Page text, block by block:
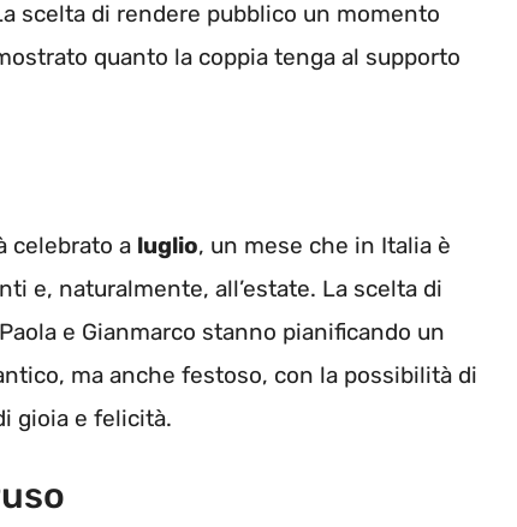
scelta di rendere pubblico un momento
quanto la coppia tenga al supporto
celebrato a luglio, un mese che in Italia è
e, naturalmente, all’estate. La scelta di
e Gianmarco stanno pianificando un
ma anche festoso, con la possibilità di
gioia e felicità.